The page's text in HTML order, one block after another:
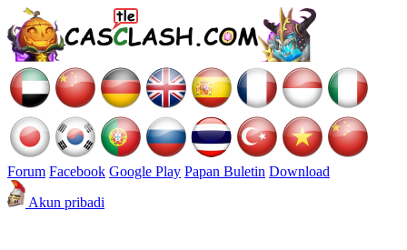
Forum Facebook Google Play Papan Buletin Download
Akun pribadi